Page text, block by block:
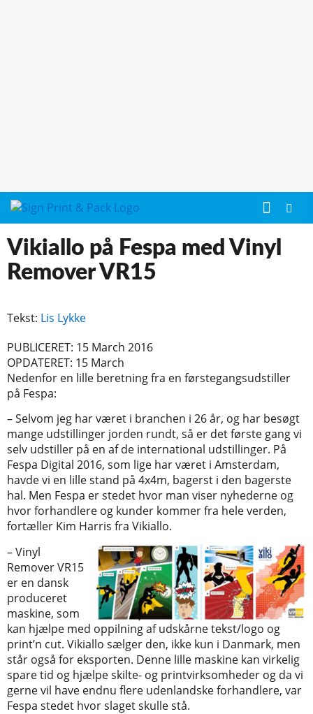
Vikiallo på Fespa med Vinyl
Remover VR15
Tekst: Lis Lykke
PUBLICERET: 15 March 2016
OPDATERET: 15 March
Nedenfor en lille beretning fra en førstegangsudstiller
på Fespa:
– Selvom jeg har været i branchen i 26 år, og har besøgt
mange udstillinger jorden rundt, så er det første gang vi
selv udstiller på en af de international udstillinger. På
Fespa Digital 2016, som lige har været i Amsterdam,
havde vi en lille stand på 4x4m, bagerst i den bagerste
hal. Men Fespa er stedet hvor man viser nyhederne og
hvor forhandlere og kunder kommer fra hele verden,
fortæller Kim Harris fra Vikiallo.
– Vinyl
Remover VR15
er en dansk
produceret
maskine, som
kan hjælpe med oppilning af udskårne tekst/logo og
print’n cut. Vikiallo sælger den, ikke kun i Danmark, men
står også for eksporten. Denne lille maskine kan virkelig
spare tid og hjælpe skilte- og printvirksomheder og da vi
gerne vil have endnu flere udenlandske forhandlere, var
Fespa stedet hvor slaget skulle stå.